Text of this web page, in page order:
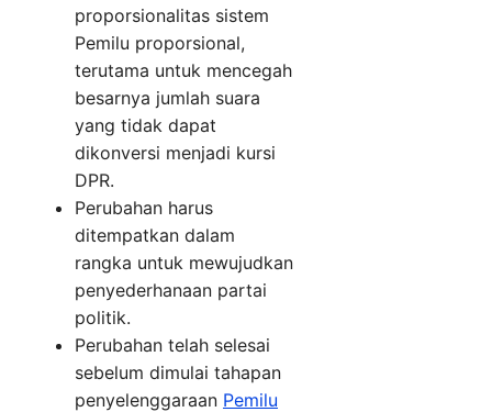
proporsionalitas sistem
Pemilu proporsional,
terutama untuk mencegah
besarnya jumlah suara
yang tidak dapat
dikonversi menjadi kursi
DPR.
Perubahan harus
ditempatkan dalam
rangka untuk mewujudkan
penyederhanaan partai
politik.
Perubahan telah selesai
sebelum dimulai tahapan
penyelenggaraan Pemilu